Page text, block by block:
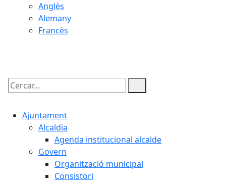
Anglès
Alemany
Francès
Cercar:
Ajuntament
Alcaldia
Agenda institucional alcalde
Govern
Organització municipal
Consistori